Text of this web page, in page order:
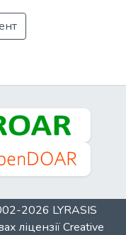
2026 LYRASIS
ліцензіїCreative